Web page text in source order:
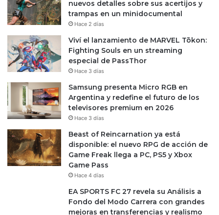
nuevos detalles sobre sus acertijos y
trampas en un minidocumental
Hace 2 días
Viví el lanzamiento de MARVEL Tōkon:
Fighting Souls en un streaming
especial de PassThor
Hace 3 días
Samsung presenta Micro RGB en
Argentina y redefine el futuro de los
televisores premium en 2026
Hace 3 días
Beast of Reincarnation ya está
disponible: el nuevo RPG de acción de
Game Freak llega a PC, PS5 y Xbox
Game Pass
Hace 4 días
EA SPORTS FC 27 revela su Análisis a
Fondo del Modo Carrera con grandes
mejoras en transferencias y realismo